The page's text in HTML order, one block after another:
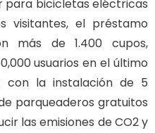
para bicicletas eléctricas
visitantes, el préstamo
más de 1.400 cupos,
usuarios en el último
con la instalación de 5
parqueaderos gratuitos
las emisiones de CO2 y